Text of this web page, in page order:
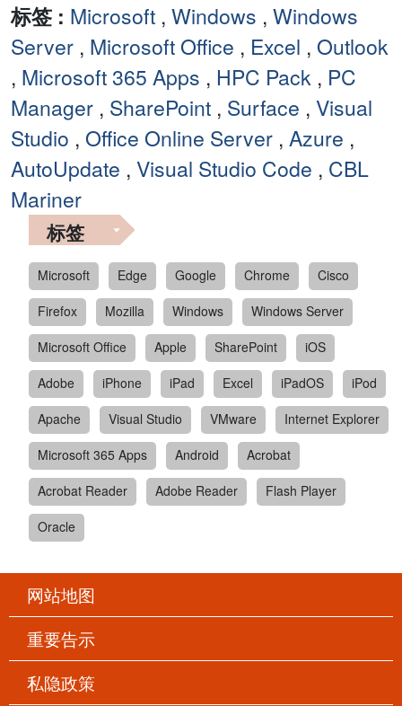
标签 : Microsoft , Windows , Windows
Server , Microsoft Office , Excel , Outlook
, Microsoft 365 Apps , HPC Pack , PC
Manager , SharePoint , Surface , Visual
Studio , Office Online Server , Azure ,
AutoUpdate , Visual Studio Code , CBL
Mariner
标签
Microsoft Edge Google Chrome
Cisco
Firefox
Mozilla Windows
Windows Server
Microsoft Office
Apple SharePoint
iOS
Adobe
iPhone iPad Excel iPadOS
iPod
Apache
Visual Studio VMware
Internet Explorer
Microsoft 365 Apps
Android
Acrobat
Acrobat Reader
Adobe Reader
Flash Player
Oracle
网站地图
重要告示
私隐政策